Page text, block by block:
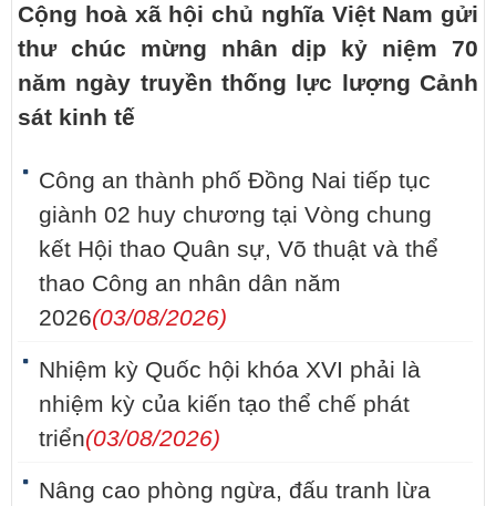
Cộng hoà xã hội chủ nghĩa Việt Nam gửi
thư chúc mừng nhân dịp kỷ niệm 70
năm ngày truyền thống lực lượng Cảnh
sát kinh tế
Công an thành phố Đồng Nai tiếp tục
giành 02 huy chương tại Vòng chung
kết Hội thao Quân sự, Võ thuật và thể
thao Công an nhân dân năm
2026(03/08/2026)
Nhiệm kỳ Quốc hội khóa XVI phải là
nhiệm kỳ của kiến tạo thể chế phát
triển(03/08/2026)
Nâng cao phòng ngừa, đấu tranh lừa